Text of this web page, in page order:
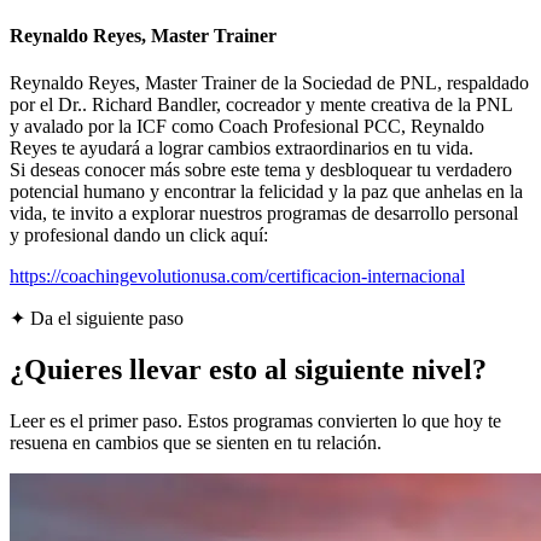
Reynaldo Reyes, Master Trainer
Reynaldo Reyes, Master Trainer de la Sociedad de PNL, respaldado
por el Dr.. Richard Bandler, cocreador y mente creativa de la PNL
y avalado por la ICF como Coach Profesional PCC, Reynaldo
Reyes te ayudará a lograr cambios extraordinarios en tu vida.
Si deseas conocer más sobre este tema y desbloquear tu verdadero
potencial humano y encontrar la felicidad y la paz que anhelas en la
vida, te invito a explorar nuestros programas de desarrollo personal
y profesional dando un click aquí:
https://coachingevolutionusa.com/certificacion-internacional
✦ Da el siguiente paso
¿Quieres llevar esto al siguiente nivel?
Leer es el primer paso. Estos programas convierten lo que hoy te
resuena en cambios que se sienten en tu relación.